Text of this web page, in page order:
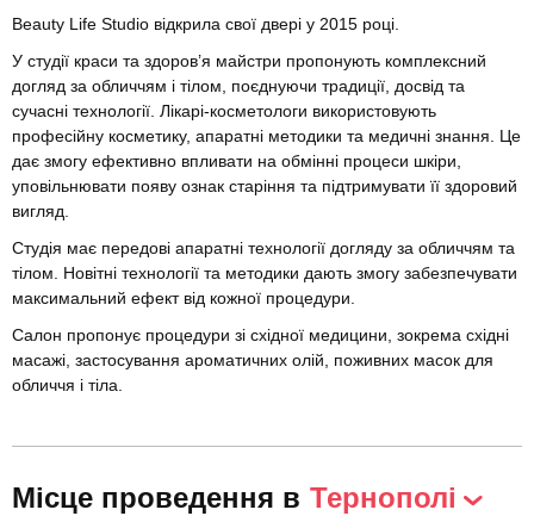
Beauty Life Studio відкрила свої двері у 2015 році.
У студії краси та здоров’я майстри пропонують комплексний
догляд за обличчям і тілом, поєднуючи традиції, досвід та
сучасні технології. Лікарі-косметологи використовують
професійну косметику, апаратні методики та медичні знання. Це
дає змогу ефективно впливати на обмінні процеси шкіри,
уповільнювати появу ознак старіння та підтримувати її здоровий
вигляд.
Студія має передові апаратні технології догляду за обличчям та
тілом. Новітні технології та методики дають змогу забезпечувати
максимальний ефект від кожної процедури.
Салон пропонує процедури зі східної медицини, зокрема східні
масажі, застосування ароматичних олій, поживних масок для
обличчя і тіла.
Місце проведення в Тернополі